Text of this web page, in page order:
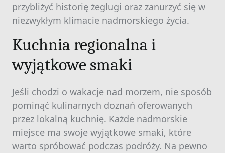
przybliżyć historię żeglugi oraz zanurzyć się w
niezwykłym klimacie nadmorskiego życia.
Kuchnia regionalna i
wyjątkowe smaki
Jeśli chodzi o wakacje nad morzem, nie sposób
pominąć kulinarnych doznań oferowanych
przez lokalną kuchnię. Każde nadmorskie
miejsce ma swoje wyjątkowe smaki, które
warto spróbować podczas podróży. Na pewno